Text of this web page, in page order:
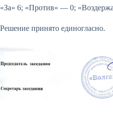
«За» 6; «Против» — 0;
Решение принято единогласно.